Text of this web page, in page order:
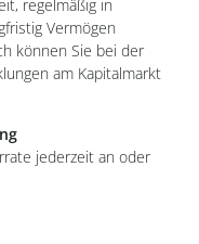
regelmäßig in
Vermögen
können Sie bei der
am Kapitalmarkt
jederzeit an oder